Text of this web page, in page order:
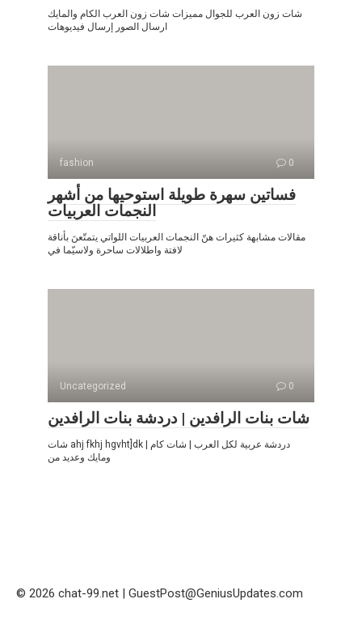
شات زون العرب للجوال مميزات شات زون العرب الكام والمايك
ارسال الصور إرسال فيديوهات
fashion 0
فساتين سهرة طويلة استوحيها من أشهر
النجمات العربيات
مقالات مشابهة كثيرات هنّ النجمات العربيات اللواتي يتمتّعنَ بأناقة
لافتة واطلالات ساحرة ولاسيّما في
Uncategorized 0
شات بنات الرافدين | دردشة بنات الرافدين
شات ahj fkhj hgvht]dk | دردشة عربية لكل العرب | شات كام
ومايك وعديد من
© 2026 chat-99.net | GuestPost@GeniusUpdates.com